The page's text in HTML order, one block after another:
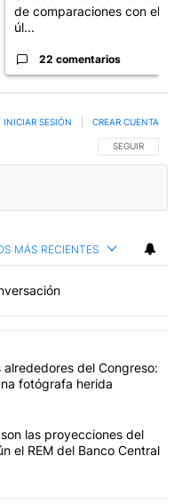
de comparaciones con el
úl...
22 comentarios
SIGA ESTA
SEGUIR
INICIAR SESIÓN CREAR CUENTA
MÁS RECIENTES
más comentarios en los
"La violencia sigue en los
del Congreso:
fotógrafa herida
"Inflación y dólar: cuáles
las proyecciones del
el REM del Banco Central